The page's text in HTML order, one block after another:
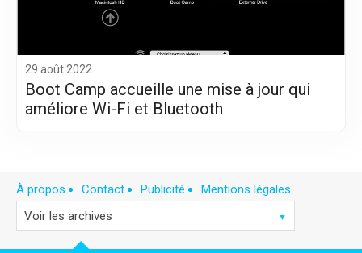
29 août 2022
Boot Camp accueille une mise à jour qui
améliore Wi-Fi et Bluetooth
À propos Contact Publicité Mentions légales